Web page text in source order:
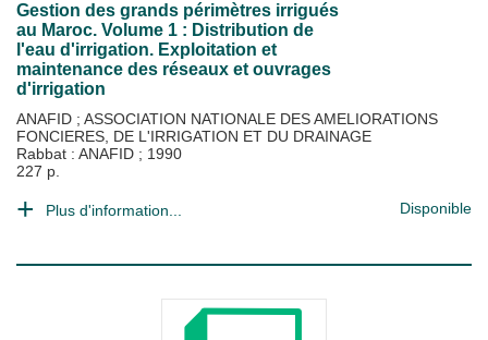
Gestion des grands périmètres irrigués
au Maroc. Volume 1 : Distribution de
l'eau d'irrigation. Exploitation et
maintenance des réseaux et ouvrages
d'irrigation
ANAFID ; ASSOCIATION NATIONALE DES AMELIORATIONS
FONCIERES, DE L'IRRIGATION ET DU DRAINAGE
Rabbat : ANAFID ; 1990
227 p.
Plus d'information... Disponible